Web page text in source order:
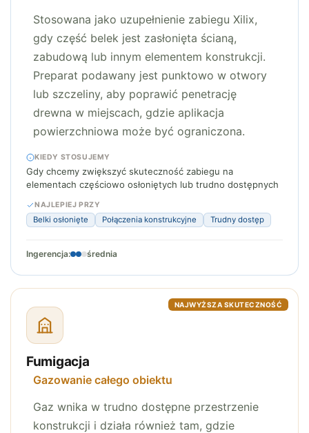
Stosowana jako uzupełnienie zabiegu Xilix,
gdy część belek jest zasłonięta ścianą,
zabudową lub innym elementem konstrukcji.
Preparat podawany jest punktowo w otwory
lub szczeliny, aby poprawić penetrację
drewna w miejscach, gdzie aplikacja
powierzchniowa może być ograniczona.
KIEDY STOSUJEMY
Gdy chcemy zwiększyć skuteczność zabiegu na
elementach częściowo osłoniętych lub trudno dostępnych
NAJLEPIEJ PRZY
Belki osłonięte Połączenia konstrukcyjne Trudny dostęp
Ingerencja: średnia
NAJWYŻSZA SKUTECZNOŚĆ
Fumigacja
Gazowanie całego obiektu
Gaz wnika w trudno dostępne przestrzenie
konstrukcji i działa również tam, gdzie